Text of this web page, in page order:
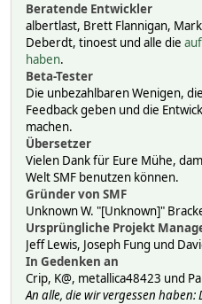
Beratende Entwickler
albertlast, Brett Flannigan,
Deberdt, tinoest und alle die
haben.
Beta-Tester
Die unbezahlbaren Wenigen,
Feedback geben und die
machen.
Übersetzer
Vielen Dank für Eure Mühe,
Welt SMF benutzen können.
Gründer von SMF
Unknown W. "[Unknown]"
Ursprüngliche Projekt
Jeff Lewis, Joseph Fung und
In Gedenken an
Crip, K@, metallica48423 und
An alle, die wir vergessen haben: